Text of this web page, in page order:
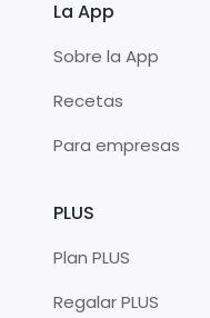
La App
Sobre la App
Recetas
Para empresas
PLUS
Plan PLUS
Regalar PLUS